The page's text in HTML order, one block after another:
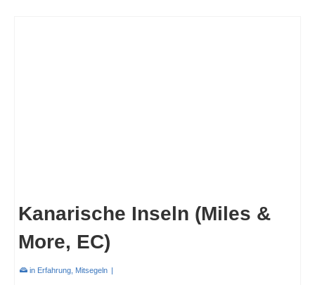
Kanarische Inseln (Miles &
More, EC)
in Erfahrung Mitsegeln |